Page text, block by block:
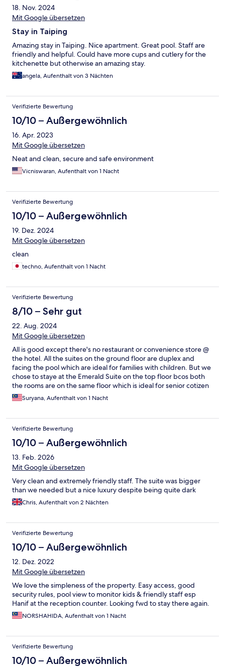
18. Nov. 2024
Mit Google übersetzen
Stay in Taiping
Amazing stay in Taiping. Nice apartment. Great pool. Staff are
friendly and helpful. Could have more cups and cutlery for the
kitchenette but otherwise an amazing stay.
angela, Aufenthalt von 3 Nächten
Verifizierte Bewertung
10/10 – Außergewöhnlich
16. Apr. 2023
Mit Google übersetzen
Neat and clean, secure and safe environment
Vicniswaran, Aufenthalt von 1 Nacht
Verifizierte Bewertung
10/10 – Außergewöhnlich
19. Dez. 2024
Mit Google übersetzen
clean
techno, Aufenthalt von 1 Nacht
Verifizierte Bewertung
8/10 – Sehr gut
22. Aug. 2024
Mit Google übersetzen
All is good except there's no restaurant or convenience store @
the hotel. All the suites on the ground floor are duplex and
facing the pool which are ideal for families with children. But we
chose to staye at the Emerald Suite on the top floor bcos both
the rooms are on the same floor which is ideal for senior cotizen
who can't climb the stairs and it's more quieter and private. The
hotel is situated in a residential area and just a short distance to
at The Hermitage n wud definitely recommed anyone to stay
here.
Suryana, Aufenthalt von 1 Nacht
Verifizierte Bewertung
10/10 – Außergewöhnlich
13. Feb. 2026
Mit Google übersetzen
Very clean and extremely friendly staff. The suite was bigger
than we needed but a nice luxury despite being quite dark
Chris, Aufenthalt von 2 Nächten
Verifizierte Bewertung
10/10 – Außergewöhnlich
12. Dez. 2022
Mit Google übersetzen
We love the simpleness of the property. Easy access, good
security rules, pool view to monitor kids & friendly staff esp
Hanif at the reception counter. Looking fwd to stay there again.
NORSHAHIDA, Aufenthalt von 1 Nacht
Verifizierte Bewertung
10/10 – Außergewöhnlich